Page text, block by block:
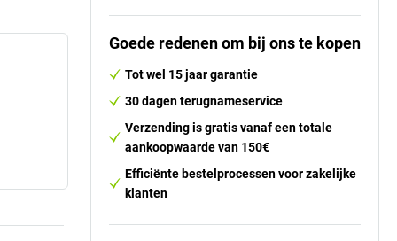
Goede redenen om bij ons te kopen
Tot wel 15 jaar garantie
30 dagen terugnameservice
Verzending is gratis vanaf een totale
aankoopwaarde van 150€
Efficiënte bestelprocessen voor zakelijke
klanten